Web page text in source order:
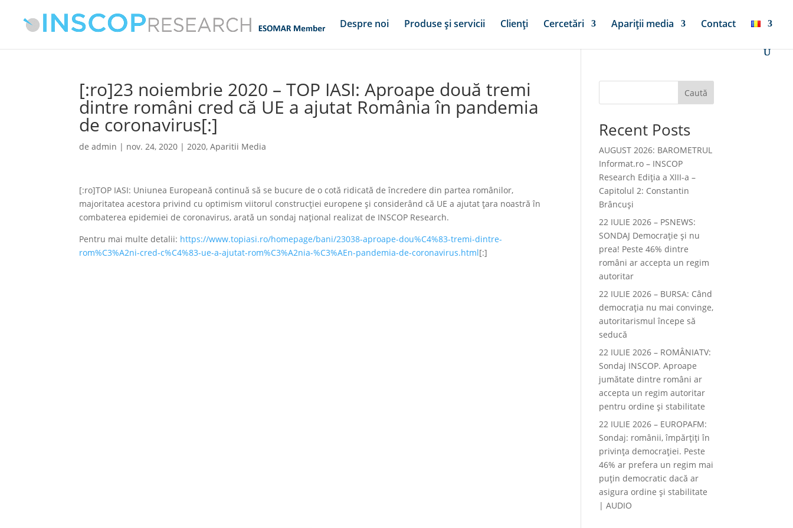
Despre noi Produse și servicii Clienți Cercetări Apariții media Contact
[:ro]23 noiembrie 2020 – TOP IASI: Aproape două tremi
dintre români cred că UE a ajutat România în pandemia
de coronavirus[:]
deadmin | nov. 24, 2020 |2020,Aparitii Media
[:ro]TOP IASI: Uniunea Europeană continuă să se bucure de o cotă ridicată de încredere din partea românilor,
majoritatea acestora privind cu optimism viitorul construcției europene și considerând că UE a ajutat țara noastră în
combaterea epidemiei de coronavirus, arată un sondaj național realizat de INSCOP Research.
Pentru mai multe detalii: https://www.topiasi.ro/homepage/bani/23038-aproape-dou%C4%83-tremi-dintre-
rom%C3%A2ni-cred-c%C4%83-ue-a-ajutat-rom%C3%A2nia-%C3%AEn-pandemia-de-coronavirus.html[:]
Caută
Recent Posts
AUGUST 2026: BAROMETRUL
Informat.ro – INSCOP
Research Ediția a XIII-a –
Capitolul 2: Constantin
Brâncuși
22 IULIE 2026 – PSNEWS:
SONDAJ Democrație și nu
prea! Peste 46% dintre
români ar accepta un regim
autoritar
22 IULIE 2026 – BURSA: Când
democraţia nu mai convinge,
autoritarismul începe să
seducă
22 IULIE 2026 – ROMÂNIATV:
Sondaj INSCOP. Aproape
jumătate dintre români ar
accepta un regim autoritar
pentru ordine și stabilitate
22 IULIE 2026 – EUROPAFM:
Sondaj: românii, împărțiți în
privința democrației. Peste
46% ar prefera un regim mai
puțin democratic dacă ar
asigura ordine și stabilitate
| AUDIO